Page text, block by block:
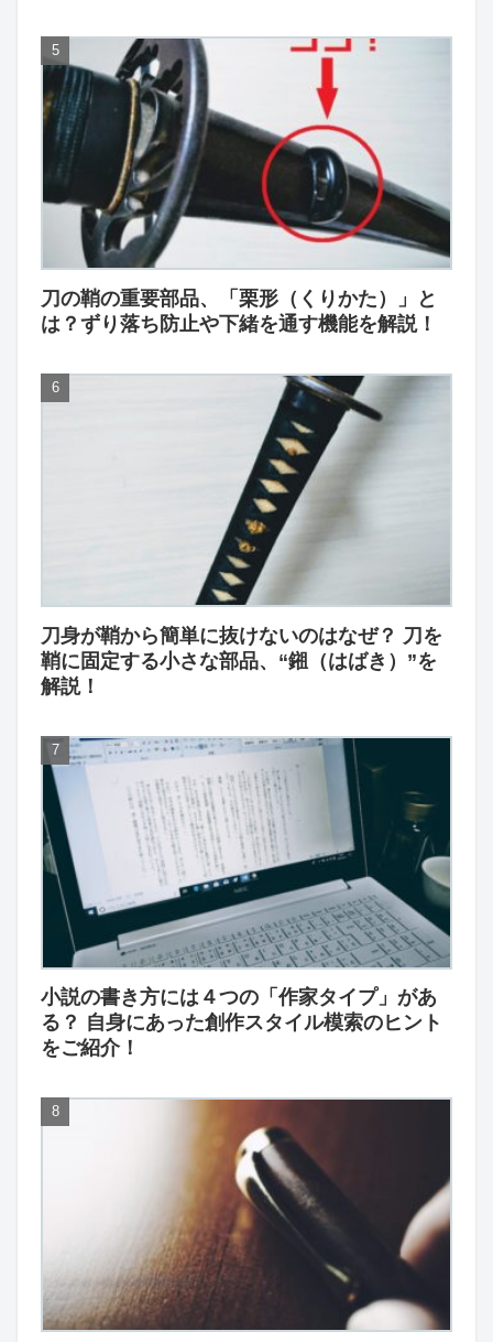
刀の鞘の重要部品、「栗形（くりかた）」と
は？ずり落ち防止や下緒を通す機能を解説！
刀身が鞘から簡単に抜けないのはなぜ？ 刀を
鞘に固定する小さな部品、“鎺（はばき）”を
解説！
小説の書き方には４つの「作家タイプ」があ
る？ 自身にあった創作スタイル模索のヒント
をご紹介！